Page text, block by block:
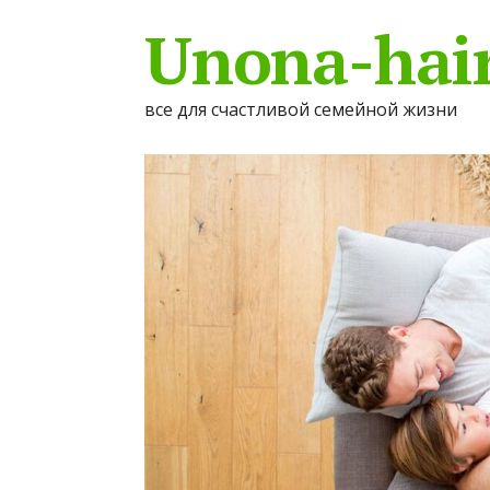
Unona-
все для счастливой семейной жизни